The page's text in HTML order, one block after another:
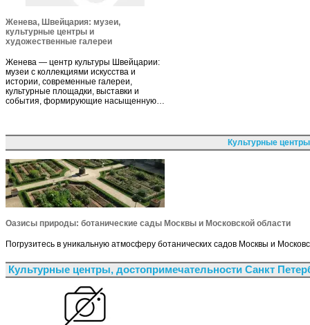
Женева, Швейцария: музеи,
культурные центры и
художественные галереи
Женева — центр культуры Швейцарии:
музеи с коллекциями искусства и
истории, современные галереи,
культурные площадки, выставки и
события, формирующие насыщенную…
Культурные
Оазисы природы: ботанические сады Москвы и Московской области
Погрузитесь в уникальную атмосферу ботанических садов Москвы и
Культурные центры, достопримечательности Санкт